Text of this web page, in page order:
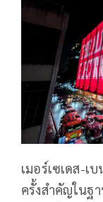
เมอร์เซเดส-เ
ครั้งสำคัญในฐ